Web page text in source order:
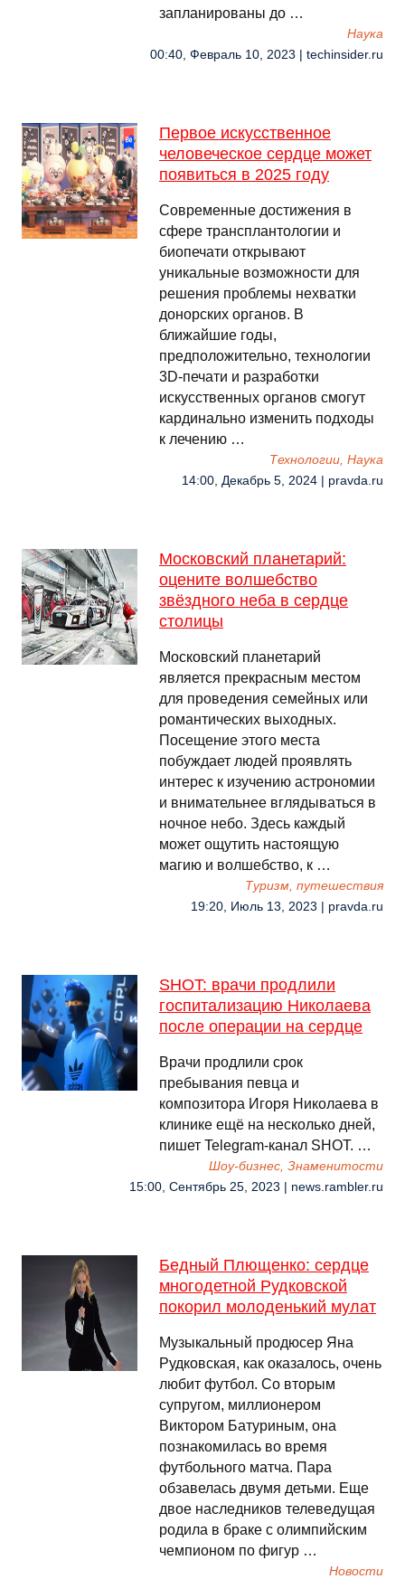
запланированы до …
Наука
00:40, Февраль 10, 2023 | techinsider.ru
Первое искусственное
человеческое сердце может
появиться в 2025 году
Современные достижения в
сфере трансплантологии и
биопечати открывают
уникальные возможности для
решения проблемы нехватки
донорских органов. В
ближайшие годы,
предположительно, технологии
3D-печати и разработки
искусственных органов смогут
кардинально изменить подходы
к лечению …
Технологии, Наука
14:00, Декабрь 5, 2024 | pravda.ru
Московский планетарий:
оцените волшебство
звёздного неба в сердце
столицы
Московский планетарий
является прекрасным местом
для проведения семейных или
романтических выходных.
Посещение этого места
побуждает людей проявлять
интерес к изучению астрономии
и внимательнее вглядываться в
ночное небо. Здесь каждый
может ощутить настоящую
магию и волшебство, к …
Туризм, путешествия
19:20, Июль 13, 2023 | pravda.ru
SHOT: врачи продлили
госпитализацию Николаева
после операции на сердце
Врачи продлили срок
пребывания певца и
композитора Игоря Николаева в
клинике ещё на несколько дней,
пишет Telegram-канал SHOT. …
Шоу-бизнес, Знаменитости
15:00, Сентябрь 25, 2023 | news.rambler.ru
Бедный Плющенко: сердце
многодетной Рудковской
покорил молоденький мулат
Музыкальный продюсер Яна
Рудковская, как оказалось, очень
любит футбол. Со вторым
супругом, миллионером
Виктором Батуриным, она
познакомилась во время
футбольного матча. Пара
обзавелась двумя детьми. Еще
двое наследников телеведущая
родила в браке с олимпийским
чемпионом по фигур …
Новости